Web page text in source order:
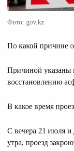
Фото: gov.kz
По какой причине
Причиной указаны
восстановлению
В какое время
С вечера 21 июля и
утра, проезд